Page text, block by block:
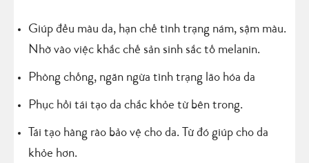
Giúp đều màu da, hạn chế tình trạng nám, sậm màu.
Nhờ vào việc khắc chế sản sinh sắc tố melanin.
Phòng chống, ngăn ngừa tình trạng lão hóa da
Phục hồi tái tạo da chắc khỏe từ bên trong.
Tái tạo hàng rào bảo vệ cho da. Từ đó giúp cho da
khỏe hơn.